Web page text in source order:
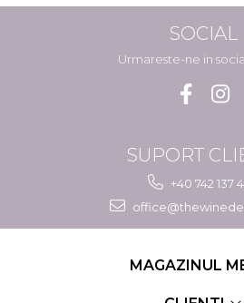
SOCIAL
Urmareste-ne in
SUPORT
+40 742 137
MAGAZINUL